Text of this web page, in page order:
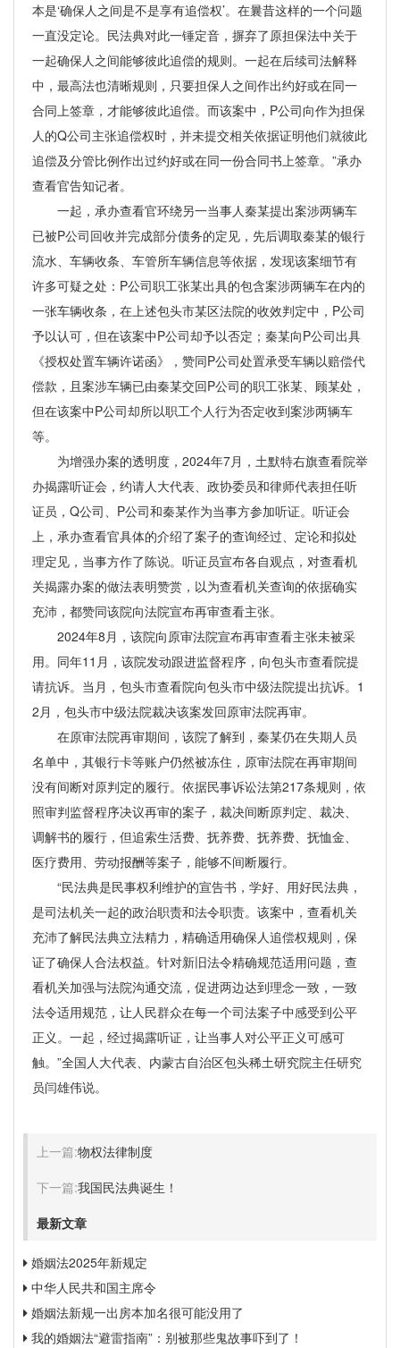
本是‘确保人之间是不是享有追偿权’。在曩昔这样的一个问题
一直没定论。民法典对此一锤定音，摒弃了原担保法中关于
一起确保人之间能够彼此追偿的规则。一起在后续司法解释
中，最高法也清晰规则，只要担保人之间作出约好或在同一
合同上签章，才能够彼此追偿。而该案中，P公司向作为担保
人的Q公司主张追偿权时，并未提交相关依据证明他们就彼此
追偿及分管比例作出过约好或在同一份合同书上签章。”承办
查看官告知记者。
一起，承办查看官环绕另一当事人秦某提出案涉两辆车
已被P公司回收并完成部分债务的定见，先后调取秦某的银行
流水、车辆收条、车管所车辆信息等依据，发现该案细节有
许多可疑之处：P公司职工张某出具的包含案涉两辆车在内的
一张车辆收条，在上述包头市某区法院的收效判定中，P公司
予以认可，但在该案中P公司却予以否定；秦某向P公司出具
《授权处置车辆许诺函》，赞同P公司处置承受车辆以赔偿代
偿款，且案涉车辆已由秦某交回P公司的职工张某、顾某处，
但在该案中P公司却所以职工个人行为否定收到案涉两辆车
等。
为增强办案的透明度，2024年7月，土默特右旗查看院举
办揭露听证会，约请人大代表、政协委员和律师代表担任听
证员，Q公司、P公司和秦某作为当事方参加听证。听证会
上，承办查看官具体的介绍了案子的查询经过、定论和拟处
理定见，当事方作了陈说。听证员宣布各自观点，对查看机
关揭露办案的做法表明赞赏，以为查看机关查询的依据确实
充沛，都赞同该院向法院宣布再审查看主张。
2024年8月，该院向原审法院宣布再审查看主张未被采
用。同年11月，该院发动跟进监督程序，向包头市查看院提
请抗诉。当月，包头市查看院向包头市中级法院提出抗诉。1
2月，包头市中级法院裁决该案发回原审法院再审。
在原审法院再审期间，该院了解到，秦某仍在失期人员
名单中，其银行卡等账户仍然被冻住，原审法院在再审期间
没有间断对原判定的履行。依据民事诉讼法第217条规则，依
照审判监督程序决议再审的案子，裁决间断原判定、裁决、
调解书的履行，但追索生活费、抚养费、抚养费、抚恤金、
医疗费用、劳动报酬等案子，能够不间断履行。
“民法典是民事权利维护的宣告书，学好、用好民法典，
是司法机关一起的政治职责和法令职责。该案中，查看机关
充沛了解民法典立法精力，精确适用确保人追偿权规则，保
证了确保人合法权益。针对新旧法令精确规范适用问题，查
看机关加强与法院沟通交流，促进两边达到理念一致，一致
法令适用规范，让人民群众在每一个司法案子中感受到公平
正义。一起，经过揭露听证，让当事人对公平正义可感可
触。”全国人大代表、内蒙古自治区包头稀土研究院主任研究
员闫雄伟说。
上一篇:物权法律制度
下一篇:我国民法典诞生！
最新文章
婚姻法2025年新规定
中华人民共和国主席令
婚姻法新规一出房本加名很可能没用了
我的婚姻法“避雷指南”：别被那些鬼故事吓到了！